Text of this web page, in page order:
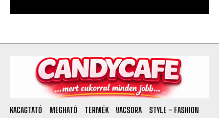
KACAGTATÓ MEGHATÓ TERMÉK VACSORA
STYLE – FASHION